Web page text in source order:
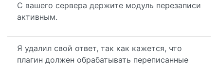
С вашего сервера держите модуль перезаписи
активным.
Я удалил свой ответ, так как кажется, что
плагин должен обрабатывать переписанные